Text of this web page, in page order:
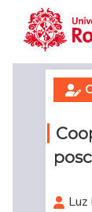
Skip to main
Luz